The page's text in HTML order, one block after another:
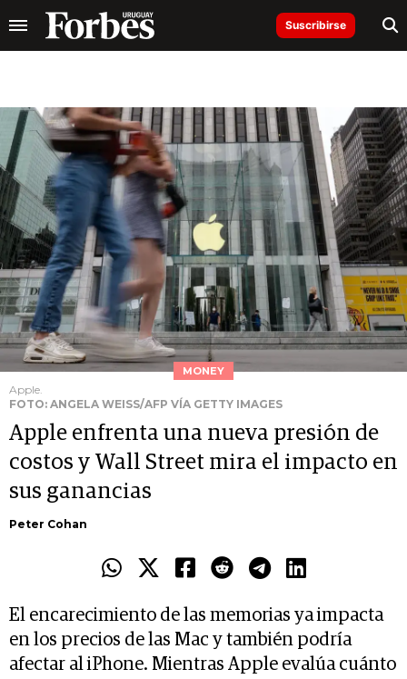
Suscribirse
MONEY
Apple.
FOTO: ANGELA WEISS/AFP VÍA GETTY IMAGES
Apple enfrenta una nueva presión de
costos y Wall Street mira el impacto en
sus ganancias
Peter Cohan
El encarecimiento de las memorias ya impacta
en los precios de las Mac y también podría
afectar al iPhone. Mientras Apple evalúa cuánto